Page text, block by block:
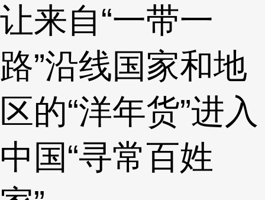
让来自“一带一
路”沿线国家和地
区的“洋年货”进入
中国“寻常百姓